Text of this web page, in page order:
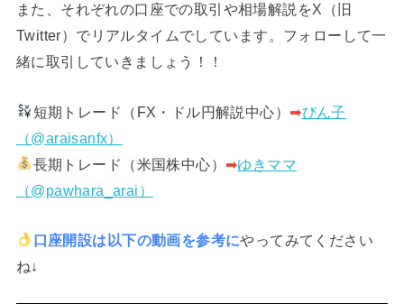
また、それぞれの口座での取引や相場解説をX（旧
Twitter）でリアルタイムでしています。フォローして一
緒に取引していきましょう！！
短期トレード（FX・ドル円解説中心） ➡︎びん子
（@araisanfx）
長期トレード（米国株中心） ➡︎ゆきママ
（@pawhara_arai）
口座開設は以下の動画を参考にやってみてください
ね↓